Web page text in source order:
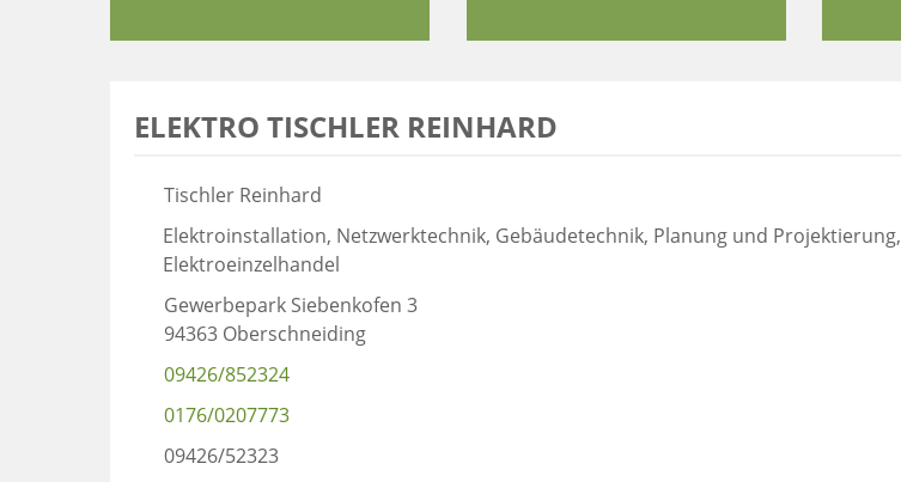
ELEKTRO TISCHLER REINHARD
Tischler Reinhard
Elektroinstallation, Netzwerktechnik, Gebäudetechnik, Planung und Projektierung,
Elektroeinzelhandel
Gewerbepark Siebenkofen 3
94363 Oberschneiding
09426/852324
0176/0207773
09426/52323